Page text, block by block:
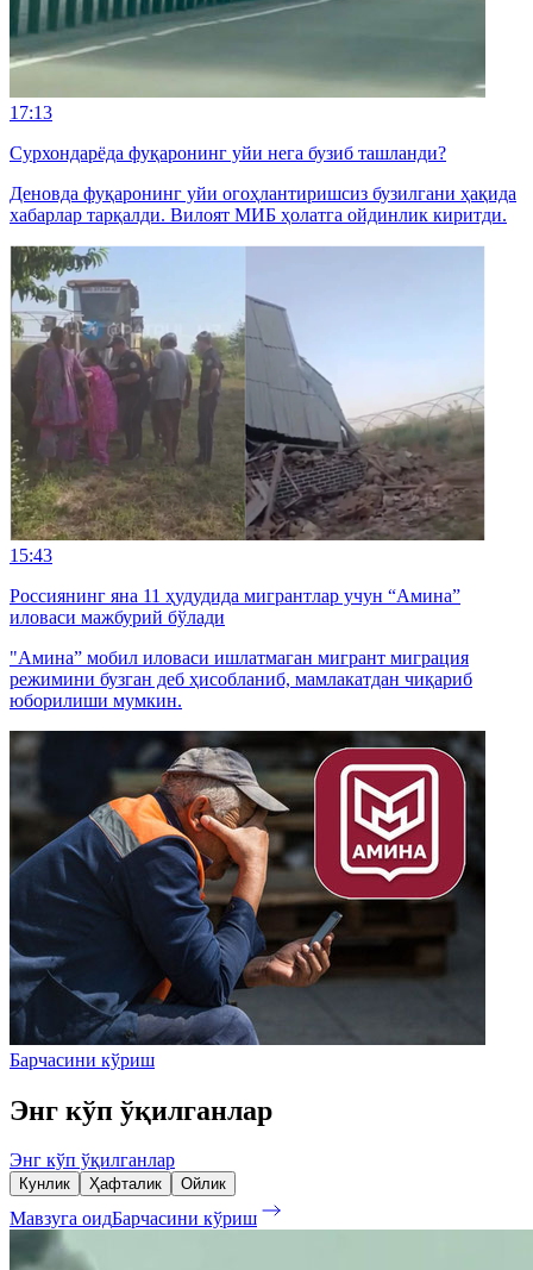
17:13
Сурхондарёда фуқаронинг уйи нега бузиб ташланди?
Деновда фуқаронинг уйи огоҳлантиришсиз бузилгани ҳақида
хабарлар тарқалди. Вилоят МИБ ҳолатга ойдинлик киритди.
15:43
Россиянинг яна 11 ҳудудида мигрантлар учун “Амина”
иловаси мажбурий бўлади
"Амина” мобил иловаси ишлатмаган мигрант миграция
режимини бузган деб ҳисобланиб, мамлакатдан чиқариб
юборилиши мумкин.
Барчасини кўриш
Энг кўп ўқилганлар
Энг кўп ўқилганлар
Кунлик Ҳафталик Ойлик
Мавзуга оидБарчасини кўриш